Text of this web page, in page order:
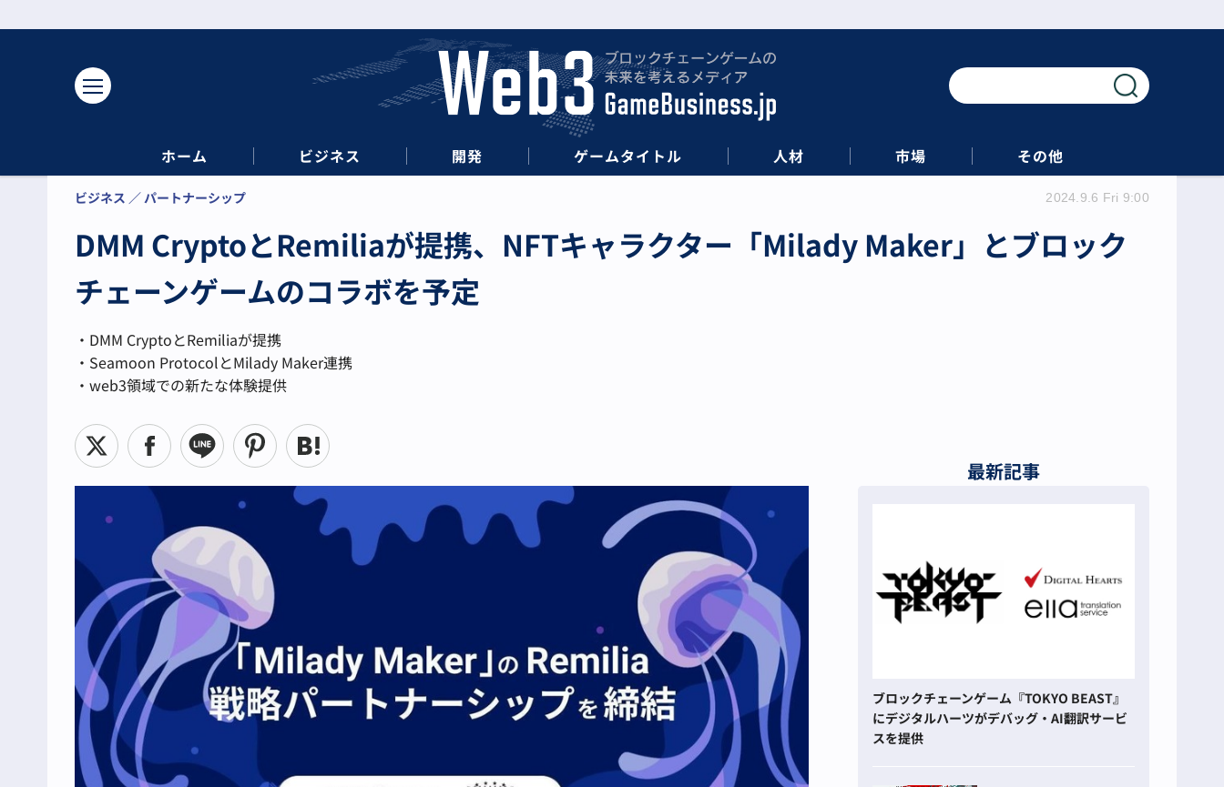
ホーム ビジネス 開発 ゲームタイトル 人材 市場 その他
DMM CryptoとRemiliaが提携、NFTキャラクター「Milady Maker」とブロック
チェーンゲームのコラボを予定
・DMM CryptoとRemiliaが提携
・Seamoon ProtocolとMilady Maker連携
・web3領域での新たな体験提供
ビジネス パートナーシップ 2024.9.6 Fri 9:00
最新記事
ブロックチェーンゲーム『TOKYO BEAST』
にデジタルハーツがデバッグ・AI翻訳サービ
スを提供